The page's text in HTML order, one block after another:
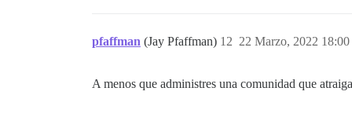
pfaffman (Jay Pfaffman) 22 Marzo, 2022 18:00
12
A menos que administres una comunidad que